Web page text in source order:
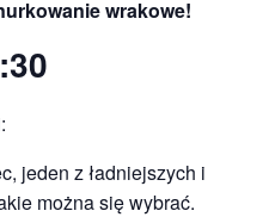
wrakowe!
jeden z ładniejszych i
można się wybrać.